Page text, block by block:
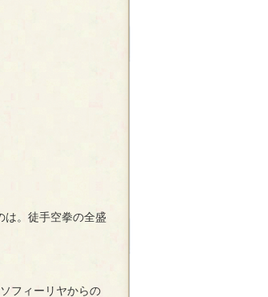
は。徒手空拳の全盛
フィーリヤからの